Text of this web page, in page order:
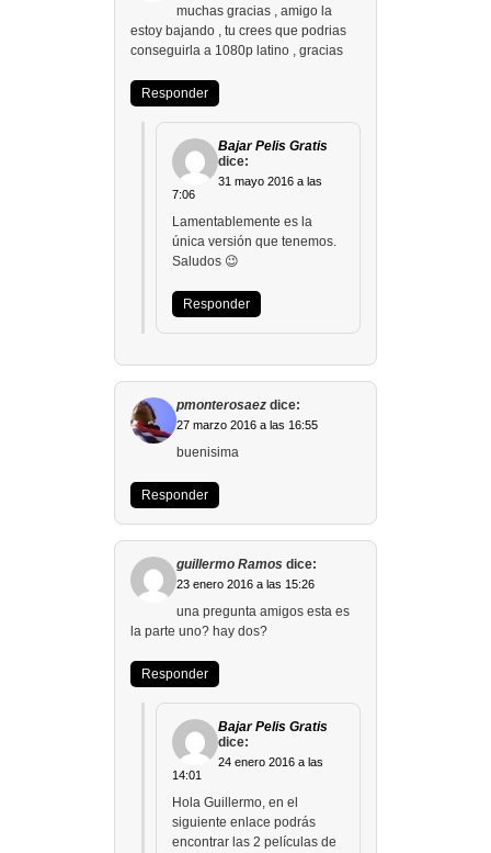
muchas gracias , amigo la
estoy bajando , tu crees que podrias
conseguirla a 1080p latino , gracias
Responder
Bajar Pelis Gratis
dice:
31 mayo 2016 a las
7:06
Lamentablemente es la
única versión que tenemos.
Saludos 😉
Responder
pmonterosaez dice:
27 marzo 2016 a las 16:55
buenisima
Responder
guillermo Ramos dice:
23 enero 2016 a las 15:26
una pregunta amigos esta es
la parte uno? hay dos?
Responder
Bajar Pelis Gratis
dice:
24 enero 2016 a las
14:01
Hola Guillermo, en el
siguiente enlace podrás
encontrar las 2 películas de